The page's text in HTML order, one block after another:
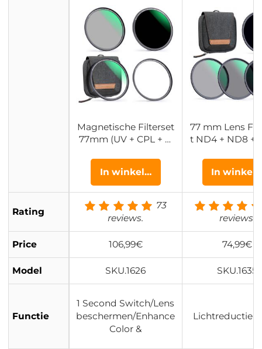
Magnetische Filterset
77mm (UV + CPL + N
Snelle Installatie met
28 Lagen Coating - N
ano Xcel Serie
77 mm Lens
t ND4 + ND8 +
ichtheid Filter
et 28 Laags
dig Gecoat HD
ch Glas en 4
ilterzak Nano
In winkelwagen In
Rating
73
reviews.
reviews.
Price 106,99€ 74,99€
Model SKU.1626 SKU.1635
Functie
1 Second Switch/Lens
beschermen/Enhance
Color &
Lichtreductie-